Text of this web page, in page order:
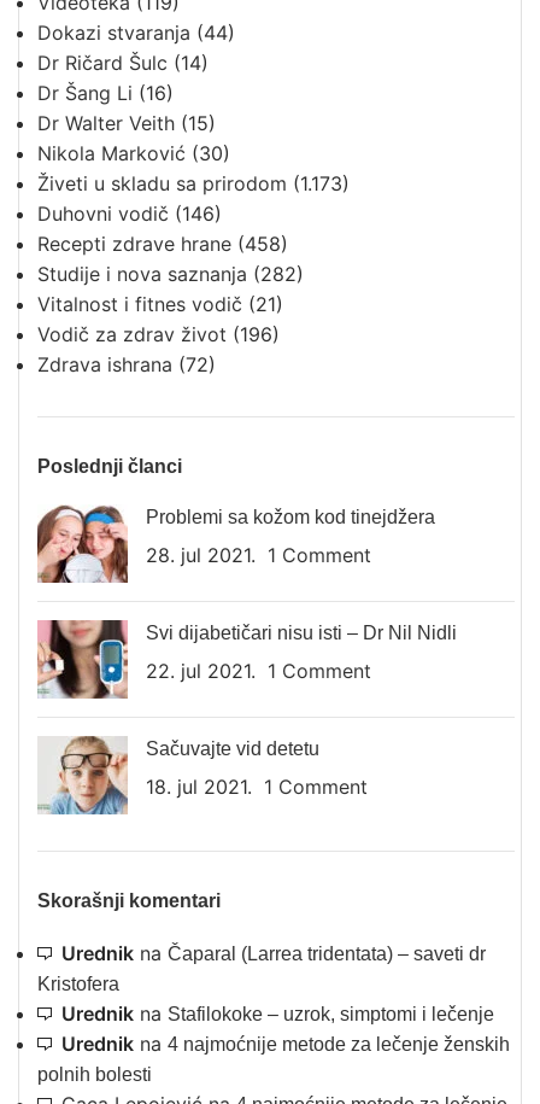
Dokazi stvaranja (44)
Dr Ričard Šulc (14)
Dr Šang Li (16)
Dr Walter Veith (15)
Nikola Marković (30)
Živeti u skladu sa prirodom (1.173)
Duhovni vodič (146)
Recepti zdrave hrane (458)
Studije i nova saznanja (282)
Vitalnost i fitnes vodič (21)
Vodič za zdrav život (196)
Zdrava ishrana (72)
Poslednji članci
Problemi sa kožom kod tinejdžera
28. jul 2021. 1 Comment
Svi dijabetičari nisu isti – Dr Nil Nidli
22. jul 2021. 1 Comment
Sačuvajte vid detetu
18. jul 2021. 1 Comment
Skorašnji komentari
Urednik na Čaparal (Larrea tridentata) – saveti dr
Kristofera
Urednik na Stafilokoke – uzrok, simptomi i lečenje
Urednik na 4 najmoćnije metode za lečenje ženskih
polnih bolesti